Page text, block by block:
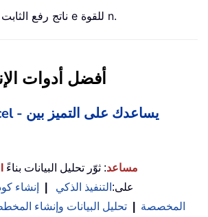
تُرجع دالة EXP ناتج رفع الثابت e للقوة n.
أفضل أدوات
KUTOOLS AI مساعد: ثوّر تحليل البيانات بناءً
على: التنفيذ الذكي إنشاء
المخصصة
تحليل البيانات وإنشاء